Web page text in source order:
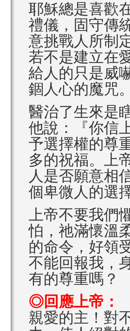
耶穌總是喜歡
禮儀，固守傳
意挑戰人所制
若不是建立在
給人的只是威
錮人心的魔咒
醫治了生來是
他說：『你信
予選擇權的尊
多的祝福。上
人是否願意相
個卑微人的選
上帝不要我們
怕，祂滿懷溫
的命令，好領
不能回報我，
有的尊重嗎？
◎回應上帝：
親愛的主！對